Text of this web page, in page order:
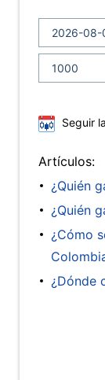
Seguir
Artículos:
¿Quién
¿Quién
¿Cómo
¿Dónde